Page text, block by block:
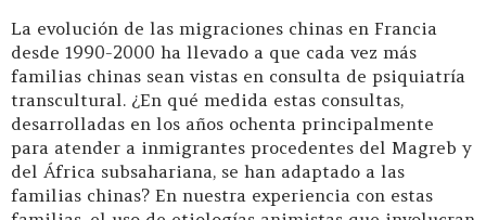
La evolución de las migraciones chinas en Francia
desde 1990-2000 ha llevado a que cada vez más
familias chinas sean vistas en consulta de psiquiatría
transcultural. ¿En qué medida estas consultas,
desarrolladas en los años ochenta principalmente
para atender a inmigrantes procedentes del Magreb y
del África subsahariana, se han adaptado a las
familias chinas? En nuestra experiencia con estas